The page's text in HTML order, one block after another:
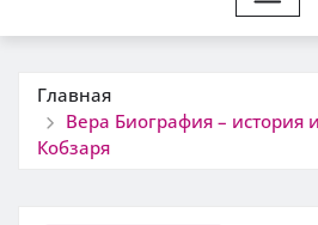
Главная
Вера Биография – история
Кобзаря